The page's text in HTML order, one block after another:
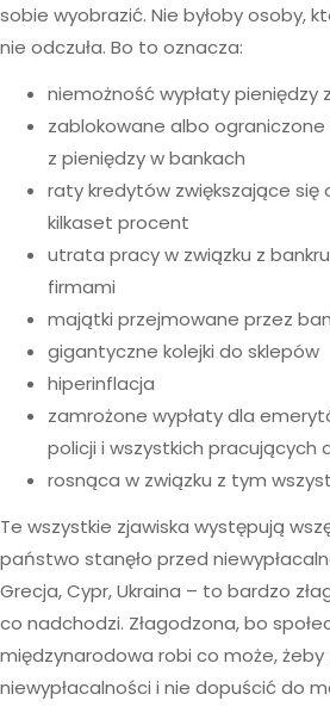
sobie wyobrazić. Nie byłoby osoby,
nie odczuła. Bo to oznacza:
niemożność wypłaty pieniędzy
zablokowane albo
z pieniędzy w bankach
raty kredytów zwiększające się
kilkaset procent
utrata pracy w związku z
firmami
majątki przejmowane przez
gigantyczne kolejki do sklepów
hiperinflacja
zamrożone wypłaty dla
policji i wszystkich pracujących
rosnąca w związku z tym
Te wszystkie zjawiska występują
państwo stanęło przed
Grecja, Cypr, Ukraina – to bardzo
co nadchodzi. Złagodzona, bo
międzynarodowa robi co może, żeby
niewypłacalności i nie dopuścić do